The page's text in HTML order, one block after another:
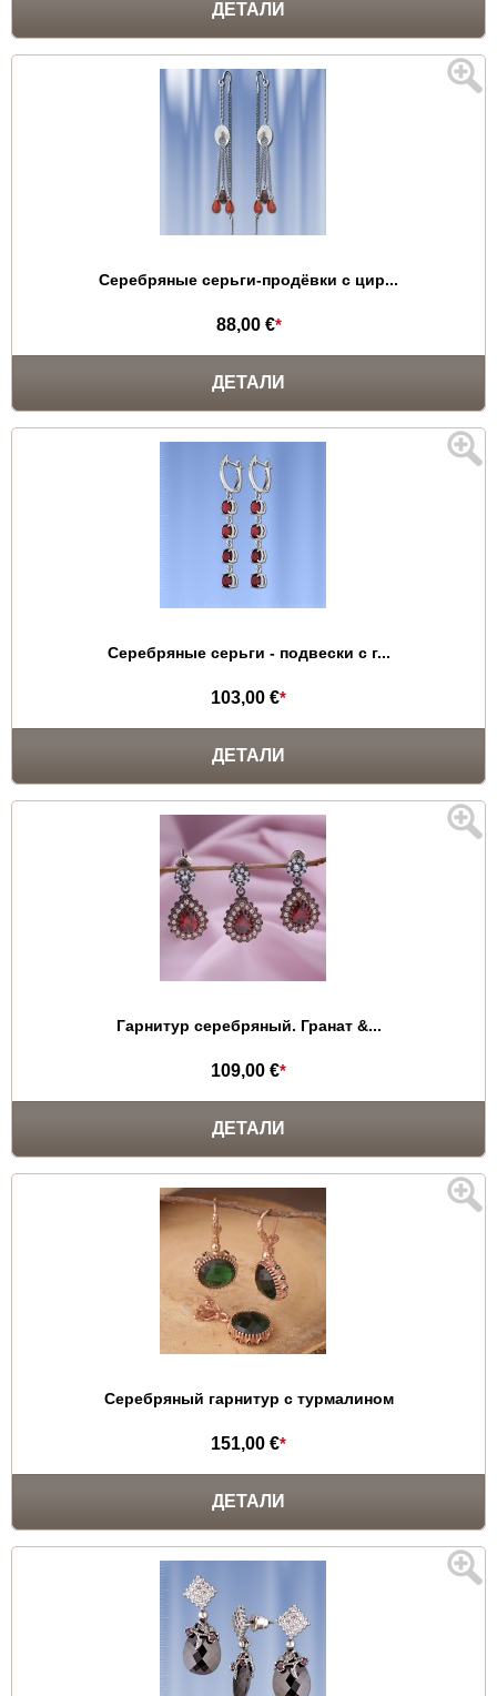
ДЕТАЛИ
Серебряные серьги-продёвки с цир...
88,00 €*
ДЕТАЛИ
Серебряные серьги - подвески с г...
103,00 €*
ДЕТАЛИ
Гарнитур серебряный. Гранат &...
109,00 €*
ДЕТАЛИ
Серебряный гарнитур с турмалином
151,00 €*
ДЕТАЛИ